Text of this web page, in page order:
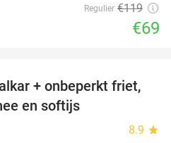
Regulier €119
€69
32%
+ onbeperkt friet,
en softijs
8.9 star